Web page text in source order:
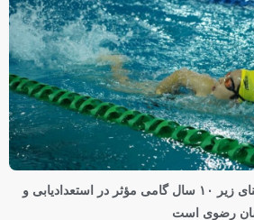
حسین گرایلی: جشنواره شنای زیر ۱۰ سال گامی مؤثر در استعدادیابی و
رضوی است